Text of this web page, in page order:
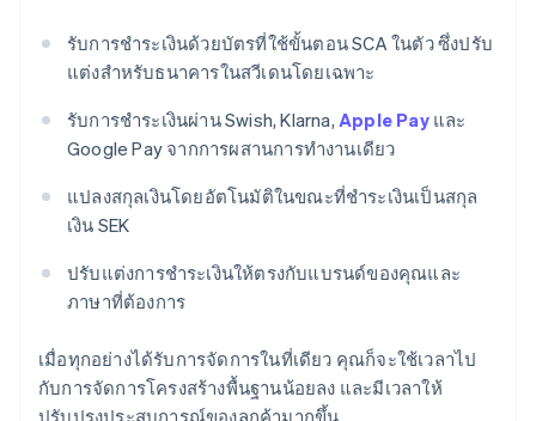
รับการชำระเงินด้วยบัตรที่ใช้ขั้นตอน SCA ในตัว ซึ่งปรับ
แต่งสำหรับธนาคารในสวีเดนโดยเฉพาะ
รับการชำระเงินผ่าน Swish, Klarna, Apple Payและ
Google Pay จากการผสานการทำงานเดียว
แปลงสกุลเงินโดยอัตโนมัติในขณะที่ชำระเงินเป็นสกุล
เงิน SEK
ปรับแต่งการชำระเงินให้ตรงกับแบรนด์ของคุณและ
ภาษาที่ต้องการ
เมื่อทุกอย่างได้รับการจัดการในที่เดียว คุณก็จะใช้เวลาไป
กับการจัดการโครงสร้างพื้นฐานน้อยลง และมีเวลาให้